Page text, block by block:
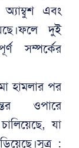
এবং
দুই
সম্পর্কের
হামলার পর
ওপারে
যা
: